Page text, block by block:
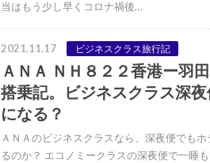
当はもう少し早くコロナ禍後…
2021.11.17 ビジネスクラス旅行記
ＡＮＡ ＮＨ８２２香港ー羽
搭乗記。ビジネスクラス深
になる？
ＡＮＡのビジネスクラスなら、深夜便でも
るのか？ エコノミークラスの深夜便で一睡